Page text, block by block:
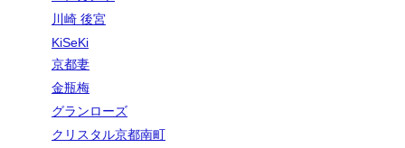
川崎 後宮
KiSeKi
京都妻
金瓶梅
グランローズ
クリスタル京都南町